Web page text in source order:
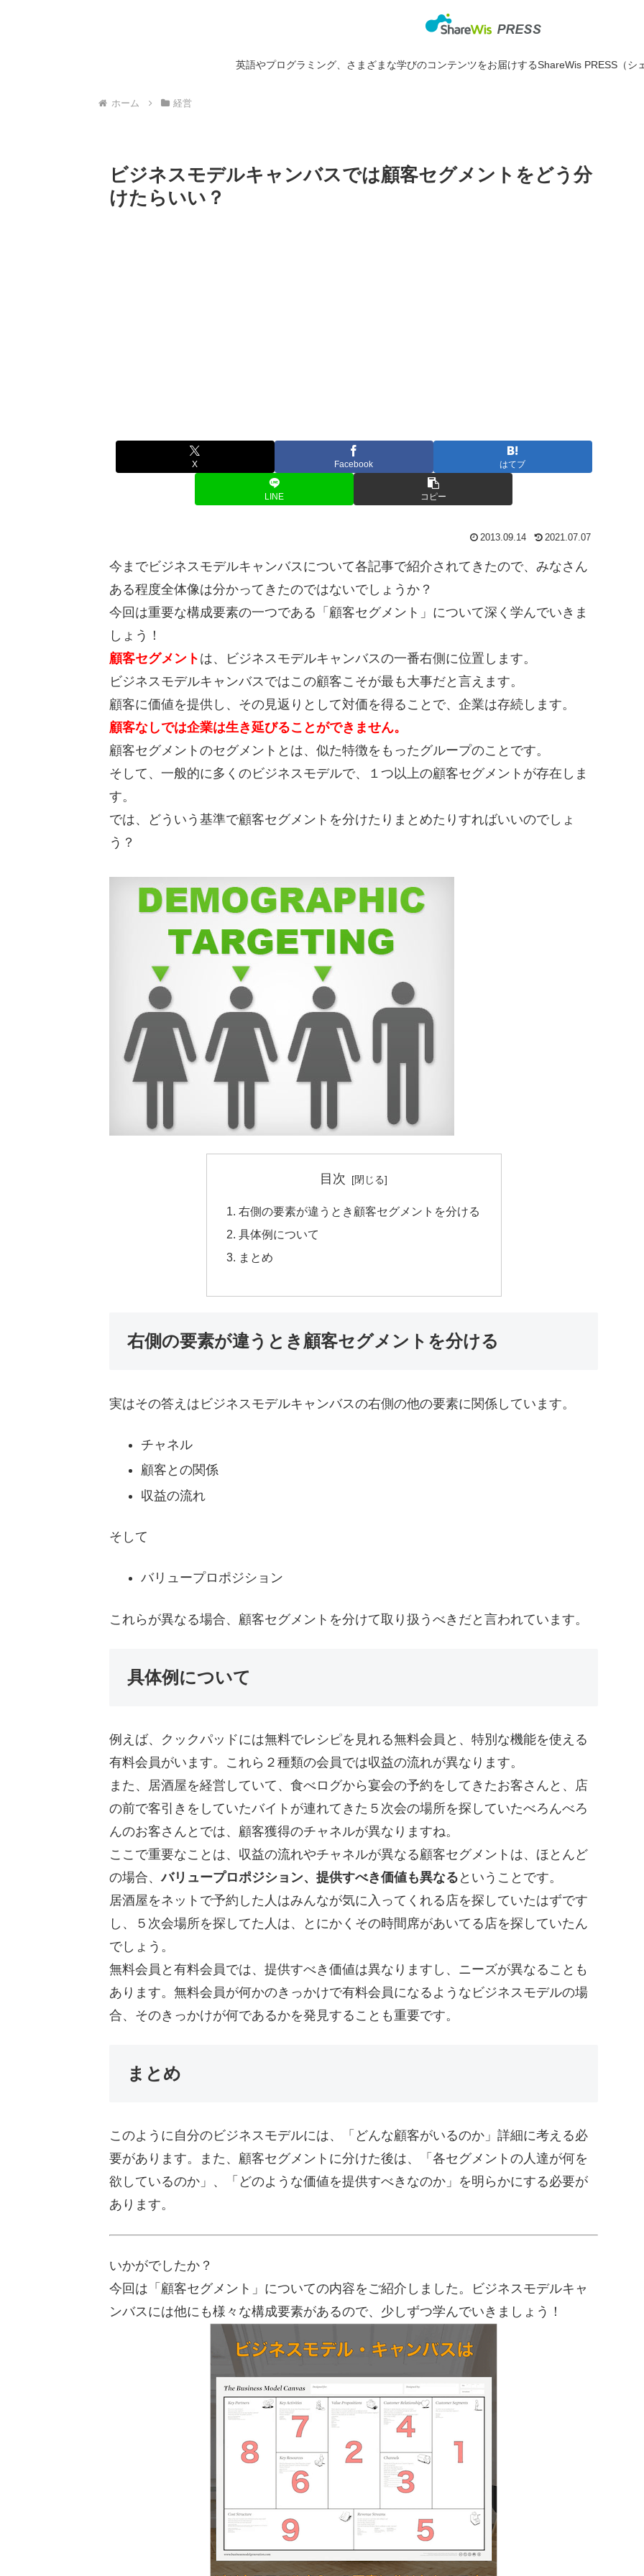
英語やプログラミング、さまざまな学びのコンテンツをお届けするShareWis PRESS（シ
ホーム 経営
ビジネスモデルキャンバスでは顧客セグメントをどう分
けたらいい？
X Facebook はてブ
LINE コピー
2013.09.14 2021.07.07
今までビジネスモデルキャンバスについて各記事で紹介されてきたので、みなさん
ある程度全体像は分かってきたのではないでしょうか？
今回は重要な構成要素の一つである「顧客セグメント」について深く学んでいきま
しょう！
顧客セグメント は、ビジネスモデルキャンバスの一番右側に位置します。
ビジネスモデルキャンバスではこの顧客こそが最も大事だと言えます。
顧客に価値を提供し、その見返りとして対価を得ることで、企業は存続します。
顧客なしでは企業は生き延びることができません。
顧客セグメントのセグメントとは、似た特徴をもったグループのことです。
そして、一般的に多くのビジネスモデルで、１つ以上の顧客セグメントが存在しま
す。
では、どういう基準で顧客セグメントを分けたりまとめたりすればいいのでしょ
う？
目次
右側の要素が違うとき顧客セグメントを分ける
具体例について
まとめ
右側の要素が違うとき顧客セグメントを分ける
実はその答えはビジネスモデルキャンバスの右側の他の要素に関係しています。
チャネル
顧客との関係
収益の流れ
そして
バリュープロポジション
これらが異なる場合、顧客セグメントを分けて取り扱うべきだと言われています。
具体例について
例えば、クックパッドには無料でレシピを見れる無料会員と、特別な機能を使える
有料会員がいます。これら２種類の会員では収益の流れが異なります。
また、居酒屋を経営していて、食べログから宴会の予約をしてきたお客さんと、店
の前で客引きをしていたバイトが連れてきた５次会の場所を探していたべろんべろ
んのお客さんとでは、顧客獲得のチャネルが異なりますね。
ここで重要なことは、収益の流れやチャネルが異なる顧客セグメントは、ほとんど
の場合、バリュープロポジション、提供すべき価値も異なる ということです。
居酒屋をネットで予約した人はみんなが気に入ってくれる店を探していたはずです
し、５次会場所を探してた人は、とにかくその時間席があいてる店を探していたん
でしょう。
無料会員と有料会員では、提供すべき価値は異なりますし、ニーズが異なることも
あります。無料会員が何かのきっかけで有料会員になるようなビジネスモデルの場
合、そのきっかけが何であるかを発見することも重要です。
まとめ
このように自分のビジネスモデルには、「どんな顧客がいるのか」詳細に考える必
要があります。また、顧客セグメントに分けた後は、「各セグメントの人達が何を
欲しているのか」、「どのような価値を提供すべきなのか」を明らかにする必要が
あります。
いかがでしたか？
今回は「顧客セグメント」についての内容をご紹介しました。ビジネスモデルキャ
ンバスには他にも様々な構成要素があるので、少しずつ学んでいきましょう！